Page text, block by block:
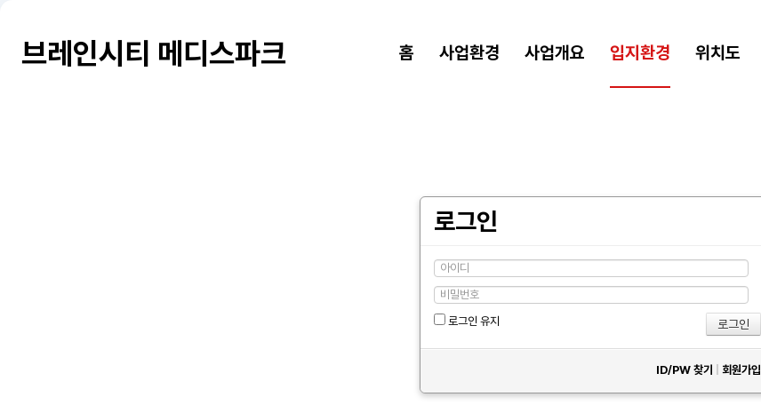
브레인시티 메디스파크 홈 사업환경 사업개요 입지환경 위치도
로그인
로그인 유지
ID/PW 찾기 회원가입